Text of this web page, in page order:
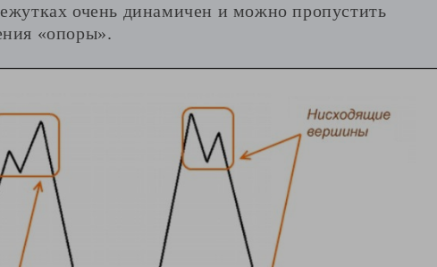
очень динамичен и можно пропустить
«опоры».